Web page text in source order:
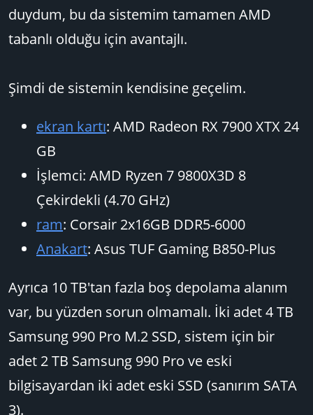
duydum, bu da sistemim tamamen AMD
tabanlı olduğu için avantajlı.
Şimdi de sistemin kendisine geçelim.
ekran kartı: AMD Radeon RX 7900 XTX 24
GB
İşlemci: AMD Ryzen 7 9800X3D 8
Çekirdekli (4.70 GHz)
ram: Corsair 2x16GB DDR5-6000
Anakart: Asus TUF Gaming B850-Plus
Ayrıca 10 TB'tan fazla boş depolama alanım
var, bu yüzden sorun olmamalı. İki adet 4 TB
Samsung 990 Pro M.2 SSD, sistem için bir
adet 2 TB Samsung 990 Pro ve eski
bilgisayardan iki adet eski SSD (sanırım SATA
3).